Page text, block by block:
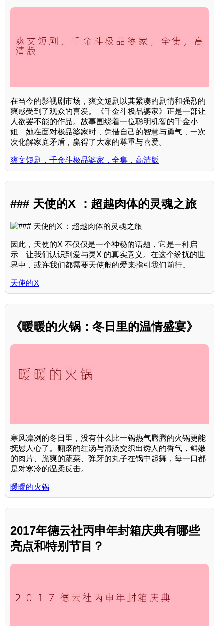
在当今的影视剧市场，爽文短剧以其紧凑的剧情和强烈的
爽感受到了观众的喜爱。《千金斗极品婆家》正是一部让
人欲罢不能的作品。故事围绕着一位聪明机智的千金小
姐，她在面对极品婆家时，凭借自己的智慧与勇气，一次
次化解家庭矛盾，赢得了大家的尊重与喜爱。
爽文短剧，千金斗极品婆家，全集，高清版
### 天使的X ：超越肉体的灵魂之旅
因此，天使的X 不仅仅是一个神秘的话题，它是一种启
示，让我们认识到爱与灵X 的真实意义。在这个纷扰的世
界中，或许我们都需要天使般的爱来指引我们前行。
天使的X
《暖暖的火锅：冬日里的温情盛宴》
寒风凛冽的冬日里，没有什么比一锅热气腾腾的火锅更能
抚慰人心了。翻滚的红汤与清汤交织出诱人的香气，鲜嫩
的肉片、脆爽的蔬菜、弹牙的丸子在锅中起舞，每一口都
是对寒冷的温柔反击。
暖暖的火锅
2017年德云社丙申年封箱庆典有哪些
亮点和特别节目？